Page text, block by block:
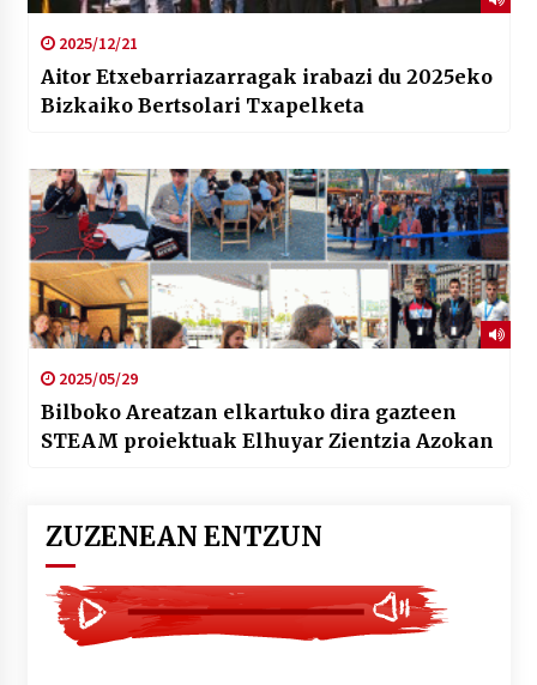
2025/12/21
Aitor Etxebarriazarragak irabazi du 2025eko
Bizkaiko Bertsolari Txapelketa
2025/05/29
Bilboko Areatzan elkartuko dira gazteen
STEAM proiektuak Elhuyar Zientzia Azokan
ZUZENEAN ENTZUN